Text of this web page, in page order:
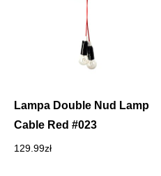
Lampa Double Nud Lamp
Cable Red #023
129.99zł